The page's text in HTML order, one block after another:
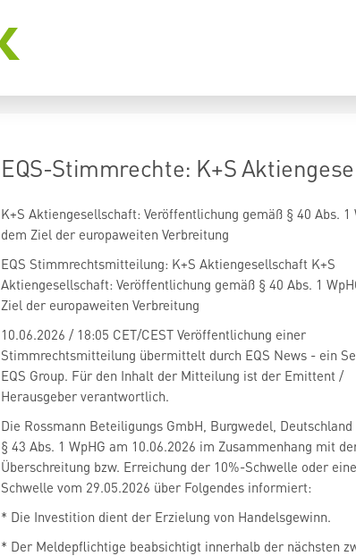
EQS-Stimmrechte: K+S
K+S Aktiengesellschaft: Veröffentlichung gemäß § 40 Abs. 1
dem Ziel der europaweiten Verbreitung
EQS Stimmrechtsmitteilung: K+S Aktiengesellschaft K+S
Aktiengesellschaft: Veröffentlichung gemäß § 40 Abs. 1
Ziel der europaweiten Verbreitung
10.06.2026 / 18:05 CET/CEST Veröffentlichung einer
Stimmrechtsmitteilung übermittelt durch EQS News - ein
EQS Group. Für den Inhalt der Mitteilung ist der Emittent /
Herausgeber verantwortlich.
Die Rossmann Beteiligungs GmbH, Burgwedel,
§ 43 Abs. 1 WpHG am 10.06.2026 im Zusammenhang mit
Überschreitung bzw. Erreichung der 10%-Schwelle oder
Schwelle vom 29.05.2026 über Folgendes informiert:
* Die Investition dient der Erzielung von Handelsgewinn.
* Der Meldepflichtige beabsichtigt innerhalb der nächsten